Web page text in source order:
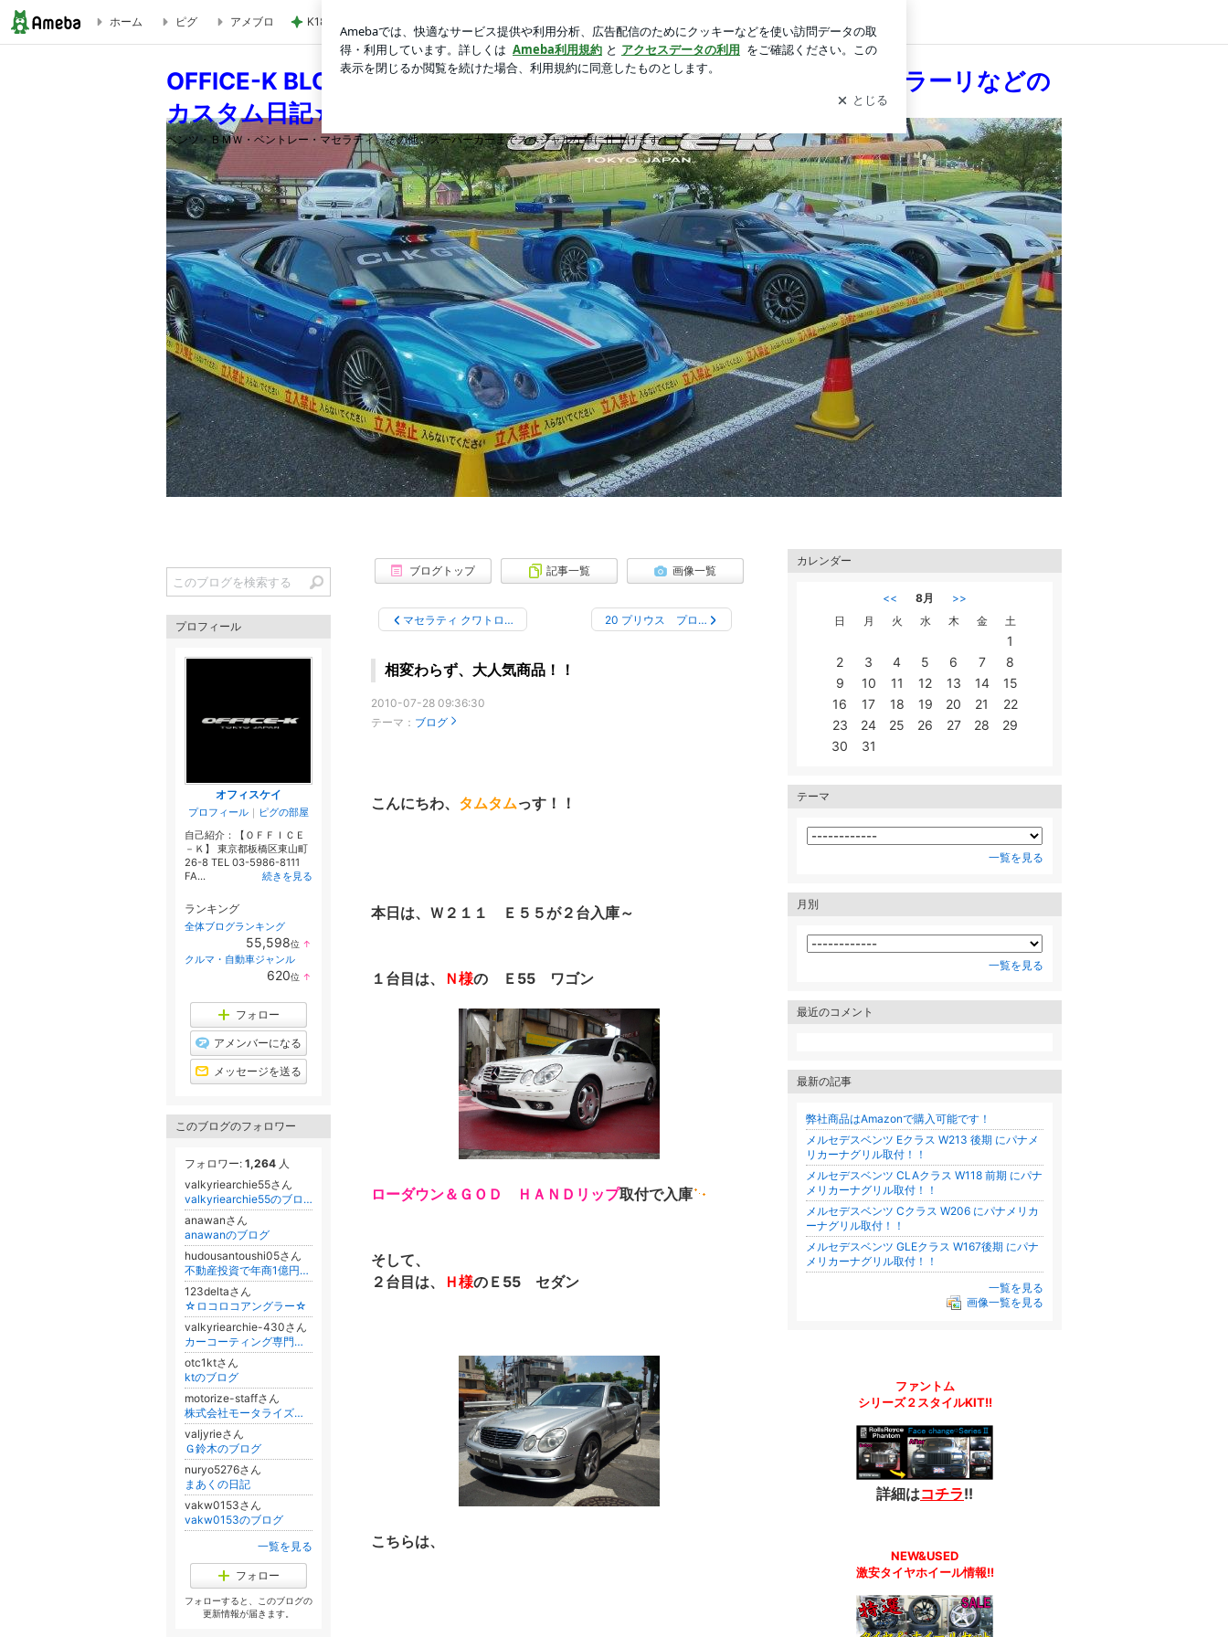
相変わらず、大人気商品！！ | OFFICE-K BLOG ★ベントレー・マセラティ・ベンツ・BMW・フェラーリなどのカスタム日記★
ホーム ピグ アメブロ K18とダイヤモンドの大きな買い物 ログイン
OFFICE-K BLOG ★ベントレー・マセラティ・ベンツ・BMW・フェラーリなどの
カスタム日記★
ベンツ・ＢＭＷ・ベントレー・マセラティ、その他、スーパーカーまでスペシャルな車に仕上げます！！
ブログトップ 記事一覧 画像一覧
マセラティ クワトロ… 20 プリウス プロ…
相変わらず、大人気商品！！
2010-07-28 09:36:30
テーマ： ブログ
こんにちわ、 タムタムっす！！
本日は、Ｗ２１１ Ｅ５５が２台入庫～
１台目は、 Ｎ様の Ｅ55 ワゴン
ローダウン＆ＧＯＤ ＨＡＮＤリップ取付で入庫
そして、
２台目は、
Ｈ様のＥ55 セダン
こちらは、
カレンダー
<< 8月
>>
日
月 火 水 木 金 土
1
2
3 4 5 6 7
8
9
10 11 12 13 14
15
16
17 18 19 20 21
22
23
24 25 26 27 28
29
30
31
テーマ
一覧を見る
月別
一覧を見る
最近のコメント
最新の記事
弊社商品はAmazonで購入可能です！
メルセデスベンツ Eクラス W213 後期 にパナメ
リカーナグリル取付！！
メルセデスベンツ CLAクラス W118 前期 にパナ
メリカーナグリル取付！！
メルセデスベンツ Cクラス W206 にパナメリカ
ーナグリル取付！！
メルセデスベンツ GLEクラス W167後期 にパナ
メリカーナグリル取付！！
一覧を見る
画像一覧を見る
ファントム
シリーズ２スタイルKIT!!
詳細はコチラ!!
NEW&USED
激安タイヤホイール情報!!
プロフィール
オフィスケイ
プロフィール ｜ ピグの部屋
自己紹介：【ＯＦＦＩＣＥ
－Ｋ】 東京都板橋区東山町
26-8 TEL 03-5986-8111
FA...
続きを見る
ランキング
全体ブログランキング
55,598位 ↑
クルマ・自動車ジャンル
620位 ↑
フォロー
アメンバーになる
メッセージを送る
このブログのフォロワー
フォロワー: 1,264 人
valkyriearchie55さん
valkyriearchie55のブログ
anawanさん
anawanのブログ
hudousantoushi05さん
不動産投資で年商1億円、失敗談とノウハウ
123deltaさん
☆ロコロコアングラー☆
valkyriearchie-430さん
カーコーティング専門店ヴァルキリーアーチー G鈴木のブログ
otc1ktさん
ktのブログ
motorize-staffさん
株式会社モータライズ・CATERHAM岐阜☆スタッフのブログ
valjyrieさん
Ｇ鈴木のブログ
nuryo5276さん
まあくの日記
vakw0153さん
vakw0153のブログ
一覧を見る
フォロー
フォローすると、このブログの
更新情報が届きます。